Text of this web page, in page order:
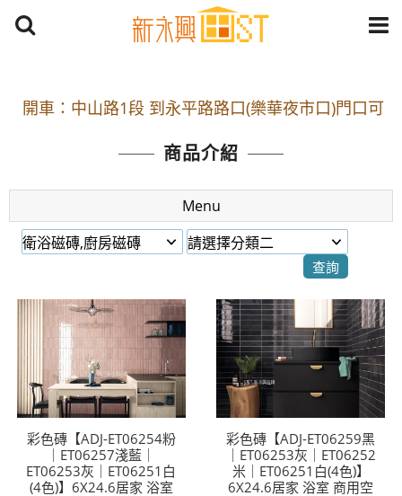
停車
捷運： 中和線【頂溪站 2 號出口】往中山路1段139
原Line已滿 無法加Line好友 請親愛的客戶加入
LINE官方帳號@a0975005573
開車：中山路1段 到永平路路口(樂華夜市口)門口可
捷運： 中和線【頂溪站 2 號出口】往中山路1段139
號約10分鐘
原Line已滿 無法加Line好友 請親愛的客戶加入
LINE官方帳號@a0975005573
商品介紹
Menu
彩色磚【ADJ-ET06254粉
｜ET06257淺藍｜
ET06253灰｜ET06251白
(4色)】6X24.6居家 浴室
彩色磚【ADJ-ET06259黑
｜ET06253灰｜ET06252
米｜ET06251白(4色)】
6X24.6居家 浴室 商用空